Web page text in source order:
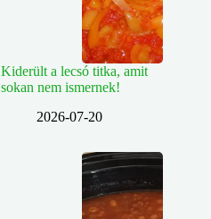
Kiderült a lecsó titka, amit
sokan nem ismernek!
2026-07-20